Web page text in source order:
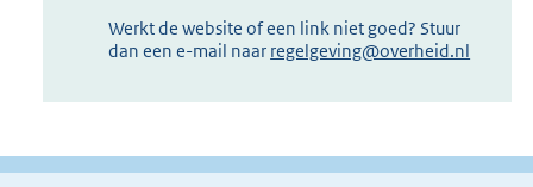
Werkt de website of een link niet goed? Stuur
dan een e-mail naar regelgeving@overheid.nl